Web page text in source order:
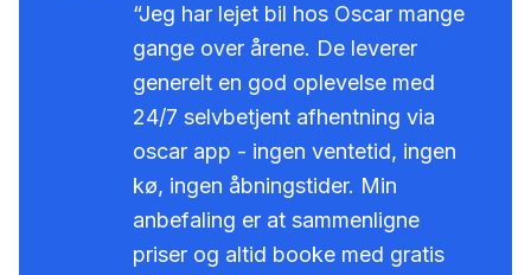
“Jeg har lejet bil hos Oscar mange
gange over årene. De leverer
generelt en god oplevelse med
24/7 selvbetjent afhentning via
oscar app - ingen ventetid, ingen
kø, ingen åbningstider. Min
anbefaling er at sammenligne
priser og altid booke med gratis